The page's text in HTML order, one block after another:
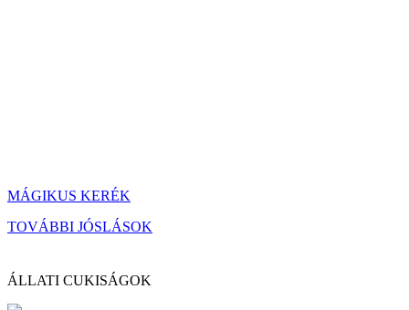
MÁGIKUS KERÉK
TOVÁBBI JÓSLÁSOK
ÁLLATI CUKISÁGOK